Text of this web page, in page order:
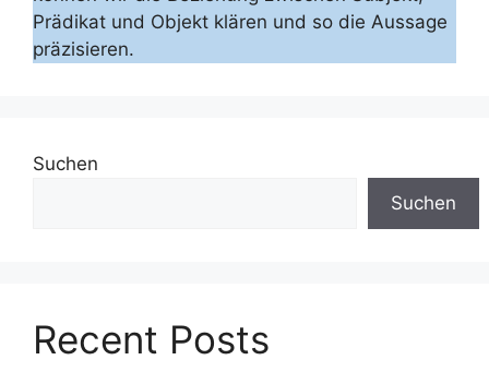
Prädikat und Objekt klären und so die Aussage
präzisieren.
Suchen
Suchen
Recent Posts